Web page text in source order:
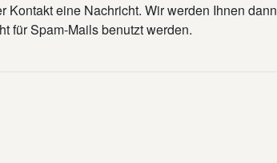
eine Nachricht. Wir werden Ihnen dann
für Spam-Mails benutzt werden.